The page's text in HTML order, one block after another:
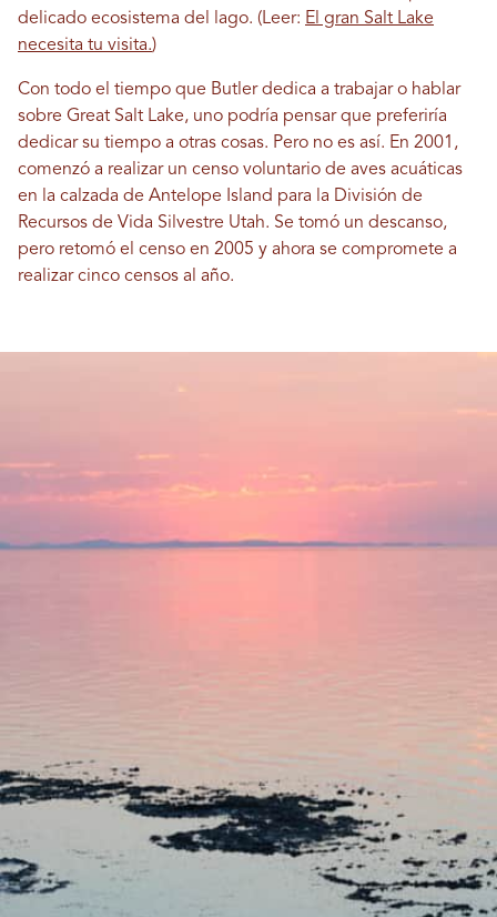
delicado ecosistema del lago. (Leer: El gran Salt Lake
necesita tu visita.)
Con todo el tiempo que Butler dedica a trabajar o hablar
sobre Great Salt Lake, uno podría pensar que preferiría
dedicar su tiempo a otras cosas. Pero no es así. En 2001,
comenzó a realizar un censo voluntario de aves acuáticas
en la calzada de Antelope Island para la División de
Recursos de Vida Silvestre Utah. Se tomó un descanso,
pero retomó el censo en 2005 y ahora se compromete a
realizar cinco censos al año.